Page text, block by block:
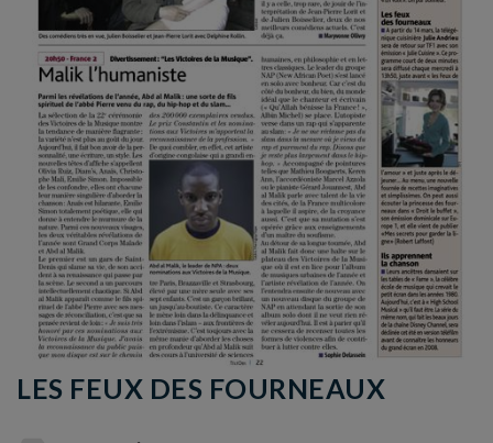
LES FEUX DES FOURNEAUX